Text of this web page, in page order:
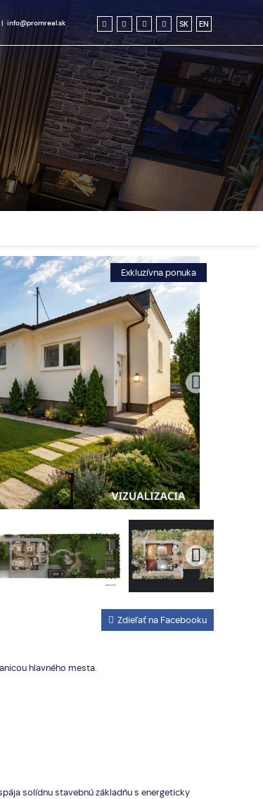
info@promreal.sk SK EN
Exkluzívna ponuka
Zdieľať na Facebooku
hlavného mesta.
solídnu stavebnú základňu s energeticky